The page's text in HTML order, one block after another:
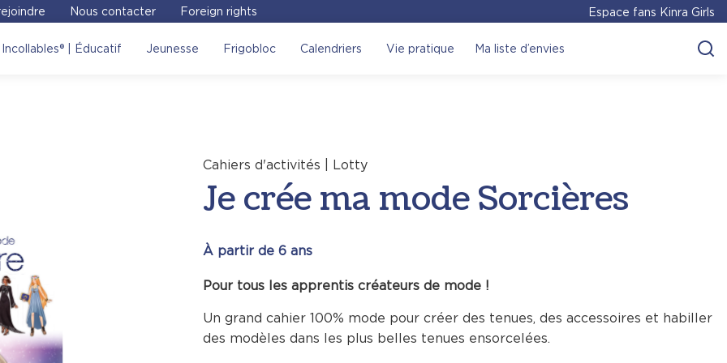
Nous contacter Foreign rights Espace fans Kinra Girls
Incollables® | Éducatif Jeunesse Frigobloc Calendriers Vie pratique Ma liste d’envies
Cahiers d'activités | Lotty
Je crée ma mode Sorcières
À partir de 6 ans
Pour tous les apprentis créateurs de mode !
Un grand cahier 100% mode pour créer des tenues, des accessoires et habiller
des modèles dans les plus belles tenues ensorcelées.
!